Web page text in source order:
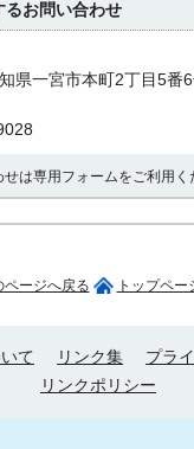
るお問い合わせ
県一宮市本町2丁目5番
せは専用フォームをご利用く
ページへ戻る トップペー
て リンク集
プラ
リンクポリシー